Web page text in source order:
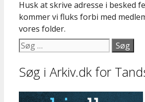
Husk at skrive adresse i besked
kommer vi fluks forbi med
vores folder.
Søg
Søg i Arkiv.dk for